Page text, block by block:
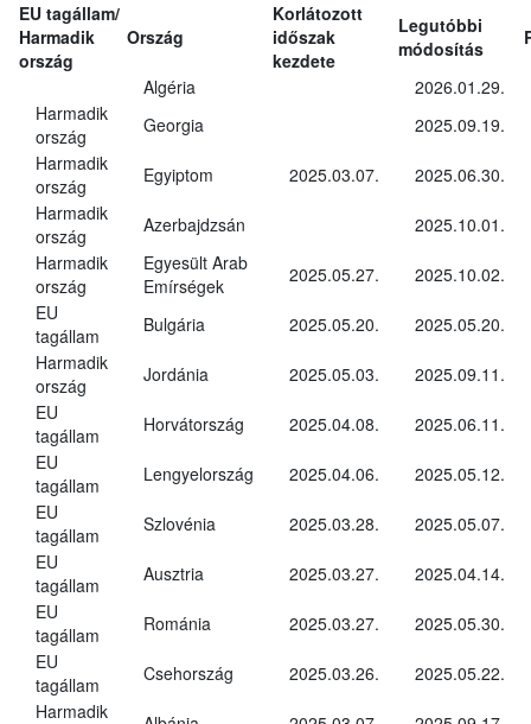
EU tagállam/
Harmadik
ország
Ország
Korlátozott
időszak
kezdete
Legutóbbi
módosítás
Algéria
2026.01.29.
Harmadik
ország
Georgia
2025.09.19.
Harmadik
ország
Egyiptom 2025.03.07.
2025.06.30.
Harmadik
ország
Azerbajdzsán
2025.10.01.
Harmadik
ország
Egyesült Arab
Emírségek
2025.05.27.
2025.10.02.
EU
tagállam
Bulgária 2025.05.20.
2025.05.20.
Harmadik
ország
Jordánia 2025.05.03.
2025.09.11.
EU
tagállam
Horvátország 2025.04.08.
2025.06.11.
EU
tagállam
Lengyelország 2025.04.06.
2025.05.12.
EU
tagállam
Szlovénia 2025.03.28.
2025.05.07.
EU
tagállam
Ausztria 2025.03.27.
2025.04.14.
EU
tagállam
Románia 2025.03.27.
2025.05.30.
EU
tagállam
Csehország 2025.03.26.
2025.05.22.
Harmadik